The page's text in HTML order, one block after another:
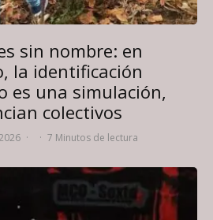
sin nombre: en
la identificación
es una simulación,
colectivos
· · 7 Minutos de lectura